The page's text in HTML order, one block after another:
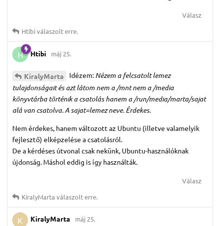
Válasz
Htibiválaszolt erre.
H Htibi máj 25.
KiralyMarta Idézem: Nézem a felcsatolt lemez
tulajdonságait és azt látom nem a /mnt nem a /media
könyvtárba történik a csatolás hanem a /run/media/marta/sajat
alá van csatolva. A sajat=lemez neve. Érdekes.
Nem érdekes, hanem változott az Ubuntu (illetve valamelyik
fejlesztő) elképzelése a csatolásról.
De a kérdéses útvonal csak nekünk, Ubuntu-használóknak
újdonság. Máshol eddig is így használták.
Válasz
KiralyMarta válaszolt erre.
K KiralyMarta máj 25.